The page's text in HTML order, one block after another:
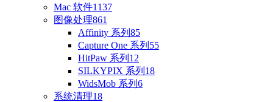
Mac 软件1137
图像处理861
Affinity 系列 85
Capture One 系列 55
HitPaw 系列 12
SILKYPIX 系列 18
WidsMob 系列 6
系统清理18